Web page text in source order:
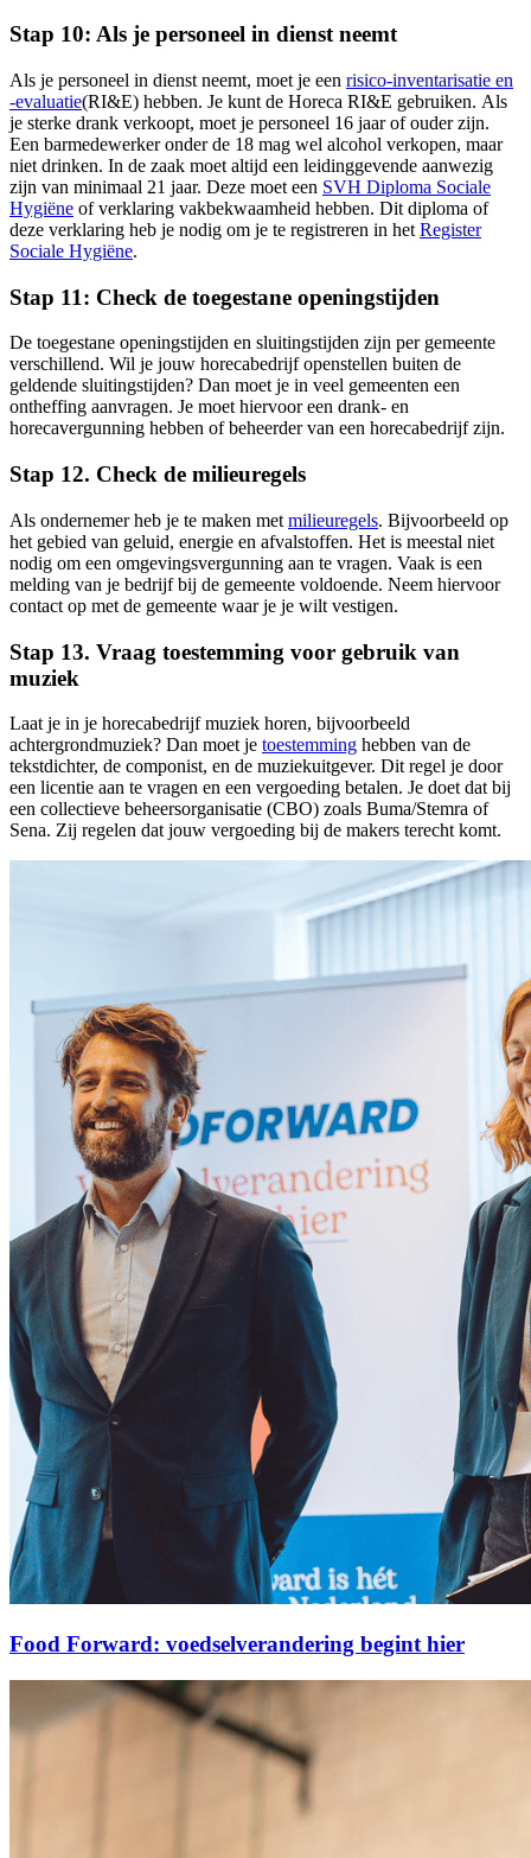
Stap 10: Als je personeel in dienst neemt
Als je personeel in dienst neemt, moet je een risico-inventarisatie en
-evaluatie(RI&E) hebben. Je kunt de Horeca RI&E gebruiken. Als
je sterke drank verkoopt, moet je personeel 16 jaar of ouder zijn.
Een barmedewerker onder de 18 mag wel alcohol verkopen, maar
niet drinken. In de zaak moet altijd een leidinggevende aanwezig
zijn van minimaal 21 jaar. Deze moet een SVH Diploma Sociale
Hygiëne of verklaring vakbekwaamheid hebben. Dit diploma of
deze verklaring heb je nodig om je te registreren in het Register
Sociale Hygiëne.
Stap 11: Check de toegestane openingstijden
De toegestane openingstijden en sluitingstijden zijn per gemeente
verschillend. Wil je jouw horecabedrijf openstellen buiten de
geldende sluitingstijden? Dan moet je in veel gemeenten een
ontheffing aanvragen. Je moet hiervoor een drank- en
horecavergunning hebben of beheerder van een horecabedrijf zijn.
Stap 12. Check de milieuregels
Als ondernemer heb je te maken met milieuregels. Bijvoorbeeld op
het gebied van geluid, energie en afvalstoffen. Het is meestal niet
nodig om een omgevingsvergunning aan te vragen. Vaak is een
melding van je bedrijf bij de gemeente voldoende. Neem hiervoor
contact op met de gemeente waar je je wilt vestigen.
Stap 13. Vraag toestemming voor gebruik van
muziek
Laat je in je horecabedrijf muziek horen, bijvoorbeeld
achtergrondmuziek? Dan moet je toestemming hebben van de
tekstdichter, de componist, en de muziekuitgever. Dit regel je door
een licentie aan te vragen en een vergoeding betalen. Je doet dat bij
een collectieve beheersorganisatie (CBO) zoals Buma/Stemra of
Sena. Zij regelen dat jouw vergoeding bij de makers terecht komt.
Food Forward: voedselverandering begint hier